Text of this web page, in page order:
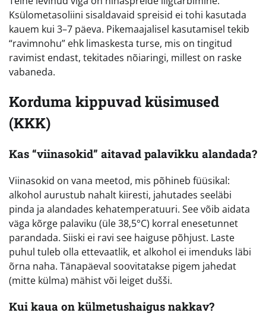
Ksülometasoliini sisaldavaid spreisid ei tohi kasutada
kauem kui 3–7 päeva. Pikemaajalisel kasutamisel tekib
“ravimnohu” ehk limaskesta turse, mis on tingitud
ravimist endast, tekitades nõiaringi, millest on raske
vabaneda.
Korduma kippuvad küsimused
(KKK)
Kas “viinasokid” aitavad palavikku alandada?
Viinasokid on vana meetod, mis põhineb füüsikal:
alkohol aurustub nahalt kiiresti, jahutades seeläbi
pinda ja alandades kehatemperatuuri. See võib aidata
väga kõrge palaviku (üle 38,5°C) korral enesetunnet
parandada. Siiski ei ravi see haiguse põhjust. Laste
puhul tuleb olla ettevaatlik, et alkohol ei imenduks läbi
õrna naha. Tänapäeval soovitatakse pigem jahedat
(mitte külma) mähist või leiget dušši.
Kui kaua on külmetushaigus nakkav?